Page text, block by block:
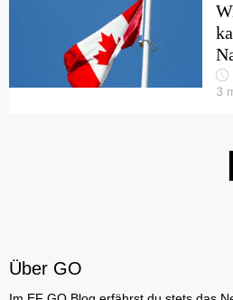
3
Über GO